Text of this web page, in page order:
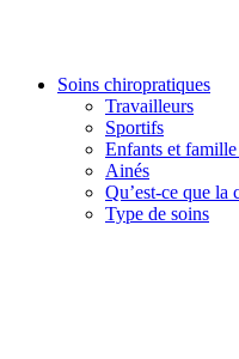
Soins chiropratiques
Travailleurs
Sportifs
Enfants et famille
Ainés
Qu’est-ce que la
Type de soins